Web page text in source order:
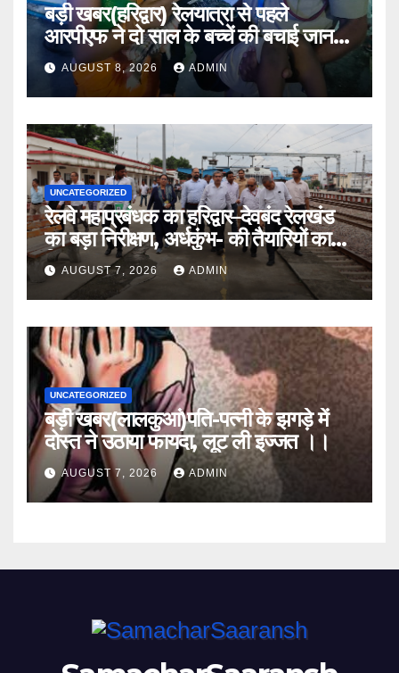
बड़ी खबर(हरिद्वार) रेलयात्रा से पहले
आरपीएफ ने दो साल के बच्चें की बचाई जान
।।AUGUST 8, 2026 ADMIN
UNCATEGORIZED
रेलवे महाप्रबंधक का हरिद्वार–देवबंद रेलखंड
का बड़ा निरीक्षण, अर्धकुंभ- की तैयारियों का
लिया जायजा
AUGUST 7, 2026 ADMIN
UNCATEGORIZED
बड़ी खबर(लालकुआं)पति-पत्नी के झगड़े में
दोस्त ने उठाया फायदा, लूट ली इज्जत ।।
AUGUST 7, 2026 ADMIN